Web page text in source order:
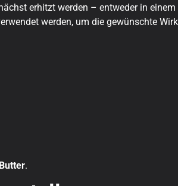
erhitzt werden – entweder in einem
werden, um die gewünschte
.